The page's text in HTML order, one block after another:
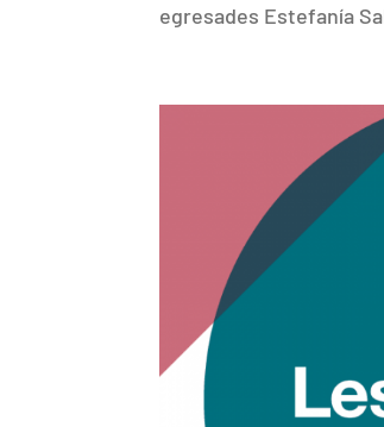
egresades Estefanía